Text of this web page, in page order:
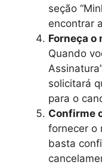
seção
encontrar
Forneça o
Quando
solicitará
para o
Confirme
fornecer o
basta